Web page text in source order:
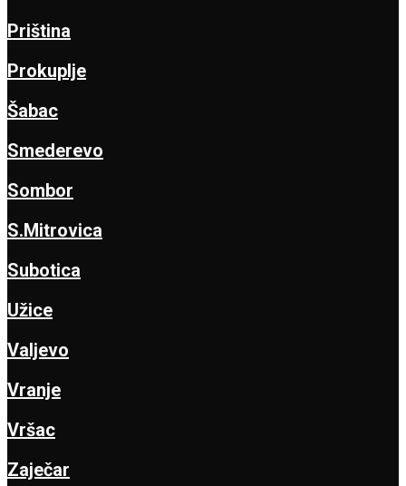
Priština
Prokuplje
Šabac
Smederevo
Sombor
S.Mitrovica
Subotica
Užice
Valjevo
Vranje
Vršac
Zaječar